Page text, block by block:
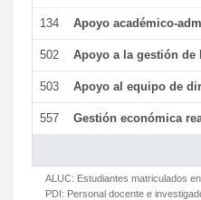
134 Apoyo académico-
502 Apoyo a la gestión de
503 Apoyo al equipo de
557 Gestión económica
ALUC: Estudiantes matriculados
PDI: Personal docente e